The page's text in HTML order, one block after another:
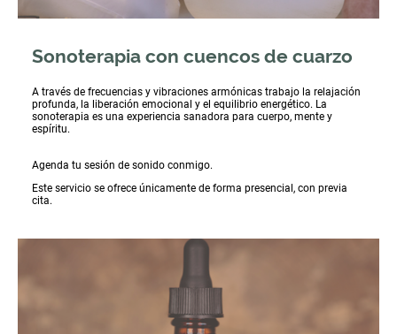
Sonoterapia con cuencos de cuarzo
A través de frecuencias y vibraciones armónicas trabajo la relajación
profunda, la liberación emocional y el equilibrio energético. La
sonoterapia es una experiencia sanadora para cuerpo, mente y
espíritu.
Agenda tu sesión de sonido conmigo.
Este servicio se ofrece únicamente de forma presencial, con previa
cita.